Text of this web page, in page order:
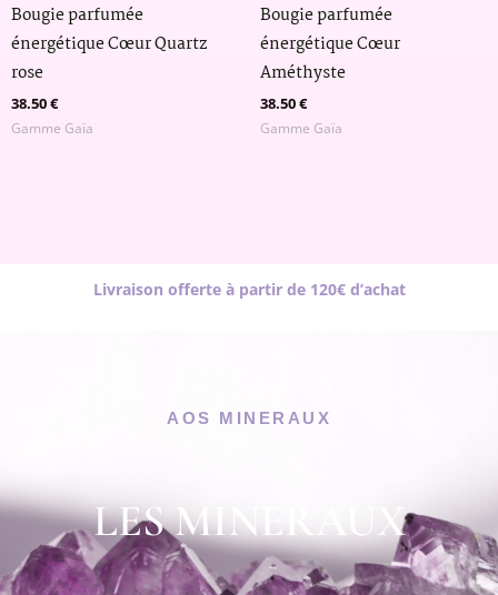
Bougie parfumée
énergétique Cœur Quartz
rose
38.50€
Gamme Gaïa
Bougie parfumée
énergétique Cœur
Améthyste
38.50€
Gamme Gaïa
Livraison offerte à partir de 120€ d’achat
AOS MINERAUX
LES MINERAUX